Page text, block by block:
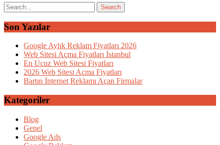
Son Yazılar
Google Aylık Reklam Fiyatları 2026
Web Sitesi Açma Fiyatları İstanbul
En Ucuz Web Sitesi Fiyatları
2026 Web Sitesi Açma Fiyatları
Bartın İnternet Reklamı Açan Firmalar
Kategoriler
Blog
Genel
Google Ads